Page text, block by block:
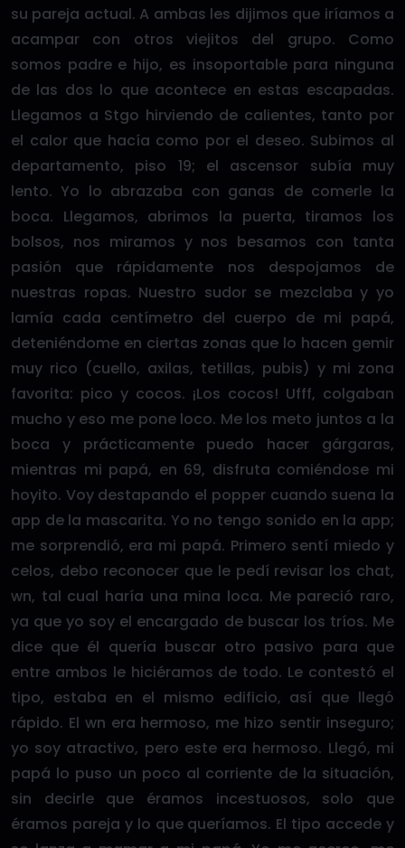
su pareja actual. A ambas les dijimos que iríamos a
acampar con otros viejitos del grupo. Como
somos padre e hijo, es insoportable para ninguna
de las dos lo que acontece en estas escapadas.
Llegamos a Stgo hirviendo de calientes, tanto por
el calor que hacía como por el deseo. Subimos al
departamento, piso 19; el ascensor subía muy
lento. Yo lo abrazaba con ganas de comerle la
boca. Llegamos, abrimos la puerta, tiramos los
bolsos, nos miramos y nos besamos con tanta
pasión que rápidamente nos despojamos de
nuestras ropas. Nuestro sudor se mezclaba y yo
lamía cada centímetro del cuerpo de mi papá,
deteniéndome en ciertas zonas que lo hacen gemir
muy rico (cuello, axilas, tetillas, pubis) y mi zona
favorita: pico y cocos. ¡Los cocos! Ufff, colgaban
mucho y eso me pone loco. Me los meto juntos a la
boca y prácticamente puedo hacer gárgaras,
mientras mi papá, en 69, disfruta comiéndose mi
hoyito. Voy destapando el popper cuando suena la
app de la mascarita. Yo no tengo sonido en la app;
me sorprendió, era mi papá. Primero sentí miedo y
celos, debo reconocer que le pedí revisar los chat,
wn, tal cual haría una mina loca. Me pareció raro,
ya que yo soy el encargado de buscar los tríos. Me
dice que él quería buscar otro pasivo para que
entre ambos le hiciéramos de todo. Le contestó el
tipo, estaba en el mismo edificio, así que llegó
rápido. El wn era hermoso, me hizo sentir inseguro;
yo soy atractivo, pero este era hermoso. Llegó, mi
papá lo puso un poco al corriente de la situación,
sin decirle que éramos incestuosos, solo que
éramos pareja y lo que queríamos. El tipo accede y